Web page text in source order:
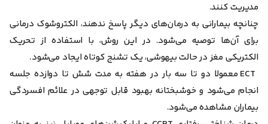
مدیریت کنند.
چنانچه بیمارانی به درمان‌های دیگر پاسخ ندهند، الکتروشوک درمانی
برای آن‌ها توصیه می‌شود. در این روش، با استفاده از تحریک
الکتریکی مغز در حالت بیهوشی، یک تشنج کوتاه ایجاد می‌شود.
ECT معمولا دو تا سه بار در هفته به مدت شش تا دوازده جلسه
انجام می‌شود و خوشبختانه بهبود قابل توجهی در علائم افسردگی
بیماران مشاهده می‌شود.